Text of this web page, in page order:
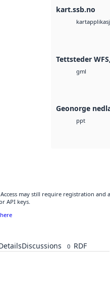
kart.ssb.no
Tettsteder
gml
Geonorge
ppt
may still require registration and
API keys.
Discussions 0 RDF